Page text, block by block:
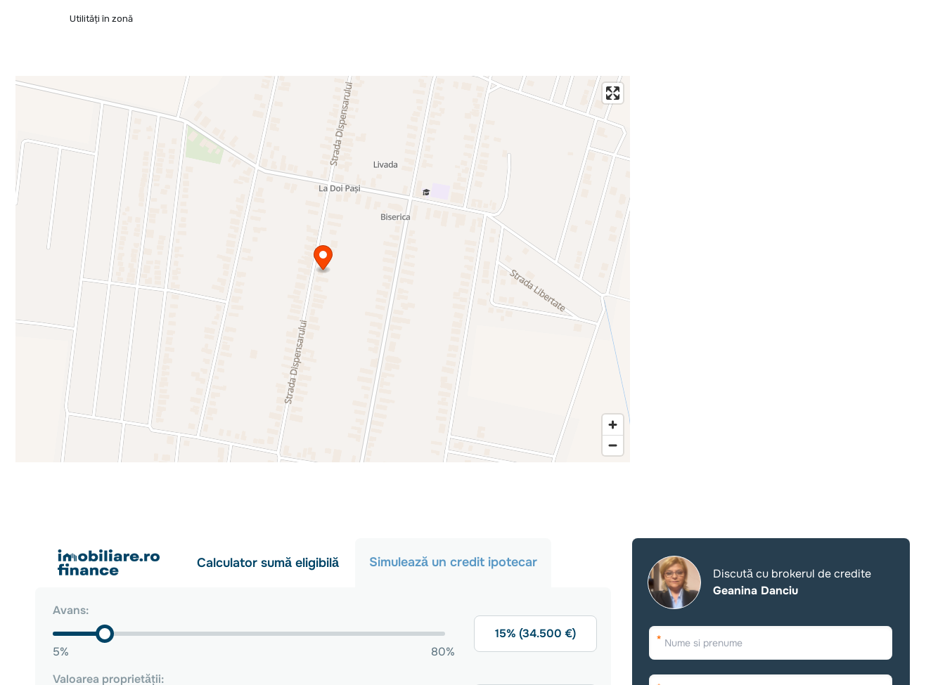
- Posibilitate de parcelare și dezvoltare rezidențială
- Poziționat excelent, cu acces facil la drum județean și la utilități
- Documentație clară și actualizată (extras CF la zi)
- Preț atractiv – negociabil în funcție de termenii de vânzare.(TVA-ul este inclus în prețul afișat)
Pentru detalii suplimentare și vizionare, contactați-ne :
Adelina Dragos - Consultant Imobiliar PropertyLab
Telefon : +40757015599
E-mail : adelina.dragos@propertylab.ro
Carol Szekeres - Consultant Imobiliar PropertyLab
Telefon : +40729966649
E-mail : carol.szekeres@propertylab.ro
Cod proprietate : CP1798931
Utilități în zonă